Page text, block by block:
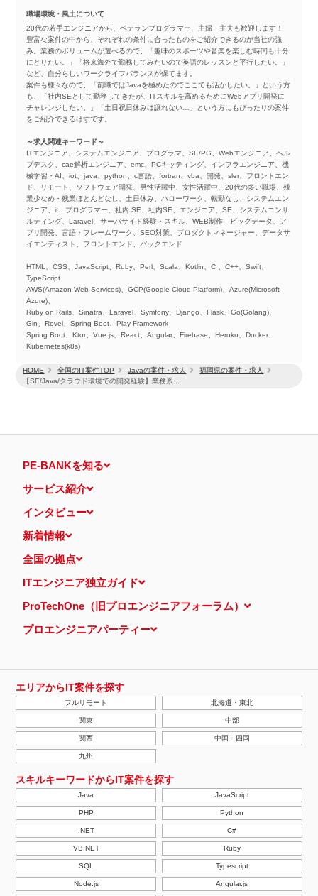
HOME 全国のIT案件TOP Javaの案件・求人
福岡県の案件・求人
【SE/Java/クラウド環境での開発経験】業務系...
職場環境・風土について
20代の若手エンジニアから、ベテランプログラマー、主婦・主夫も歓迎します！
豊富な案件の中から、それぞれの条件に合ったものをご紹介できるのが当社の強
み。業務のボリュームが選べるので、「趣味のスポーツや音楽を楽しむ時間も十分
にとりたい。」「将来海外で勤務してみたいので英語のレッスンと平行したい。」
など、自分らしいワークライフバランスが保てます。
案件も様々なので、「前職ではJavaを極めたのでここでも活かしたい。」という方
も、「社内SEとして勤務してきたが、ITスキルを高めるためにWebアプリ開発に
チャレンジしたい。」「土日祝日休みは譲れない…」という方にもぴったりの案件
をご紹介できるはずです。
～求人関連キーワード～
ITエンジニア、システムエンジニア、プログラマ、SE/PG、Webエンジニア、ヘル
プデスク、cae解析エンジニア、emc、PCキッティング、インフラエンジニア、機
械学習・AI、iot、java、python、c言語、fortran、vba、開発、sler、フロントエン
ド、リモート、ソフトウェア開発、男性活躍中、女性活躍中、20代の多い職場、残
業少なめ・残業ほとんどなし、土日休み、ハローワーク、転勤なし、システムエン
ジニア、it、プログラマー、社内 SE、社内SE、エンジニア、SE、システムコンサ
ルティング、Laravel、サーバサイド経験・スキル、WEB制作、ビッグデータ、ア
プリ開発、言語・フレームワーク、SEO対策、プロダクトマネージャー、データサ
イエンティスト、フロントエンド、バックエンド
HTML、CSS、JavaScript、Ruby、Perl、Scala、Kotlin、C 、C++、Swift、
TypeScript
AWS(Amazon Web Services)、GCP(Google Cloud Platform)、Azure(Microsoft
Azure)、
Ruby on Rails、Sinatra、Laravel、Symfony、Django、Flask、Go(Golang)、
Gin、Revel、Spring Boot、Play Framework
Spring Boot、Ktor、Vue.js、React、Angular、Firebase、Heroku、Docker、
Kubernetes(k8s)
PE-BANKを知る
サービス紹介
インタビュー
新着情報
全国の拠点
ITエンジニア独立ガイド
ProTechOne（旧プロエンジニアフォーラム）
プロエンジニアパーティー
エリアからIT案件を探す
フルリモート 北海道・東北
関東 中部
関西 中国・四国
九州
スキルキーワードからIT案件を探す
Java JavaScript
PHP Python
.NET C#
VB.NET Ruby
SQL Typescript
Node.js Angular.js